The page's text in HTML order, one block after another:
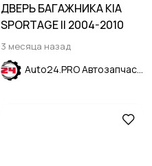
ДВЕРЬ БАГАЖНИКА KIA
SPORTAGE II 2004-2010
3 месяца назад
Auto24.PRO Автозапчасти